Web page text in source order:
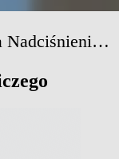
Poradnia Nadciśnienia Tętniczego